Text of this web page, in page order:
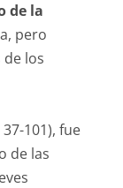
de la
pero
los
37-101), fue
de las